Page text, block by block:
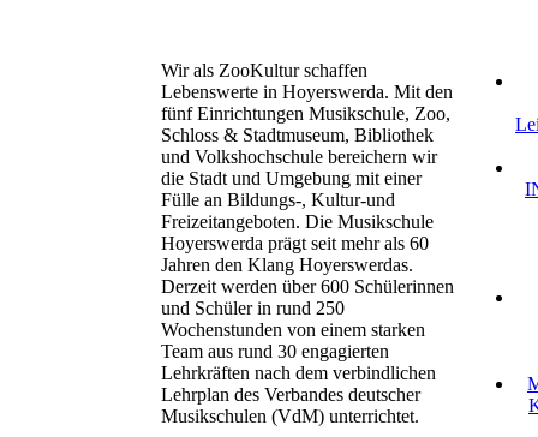
Wir als ZooKultur schaffen
Lebenswerte in Hoyerswerda. Mit den
fünf Einrichtungen Musikschule, Zoo,
Schloss & Stadtmuseum, Bibliothek
und Volkshochschule bereichern wir
die Stadt und Umgebung mit einer
Fülle an Bildungs-, Kultur-und
Freizeitangeboten. Die Musikschule
Hoyerswerda prägt seit mehr als 60
Jahren den Klang Hoyerswerdas.
Derzeit werden über 600 Schülerinnen
und Schüler in rund 250
Wochenstunden von einem starken
Team aus rund 30 engagierten
Lehrkräften nach dem verbindlichen
Lehrplan des Verbandes deutscher
Musikschulen (VdM) unterrichtet.